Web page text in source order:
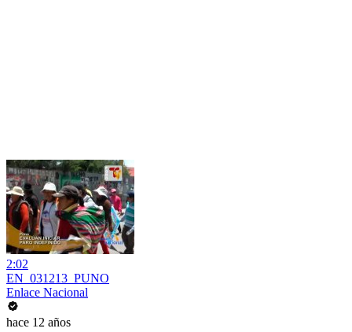
2:02
EN_031213_PUNO
Enlace Nacional
hace 12 años